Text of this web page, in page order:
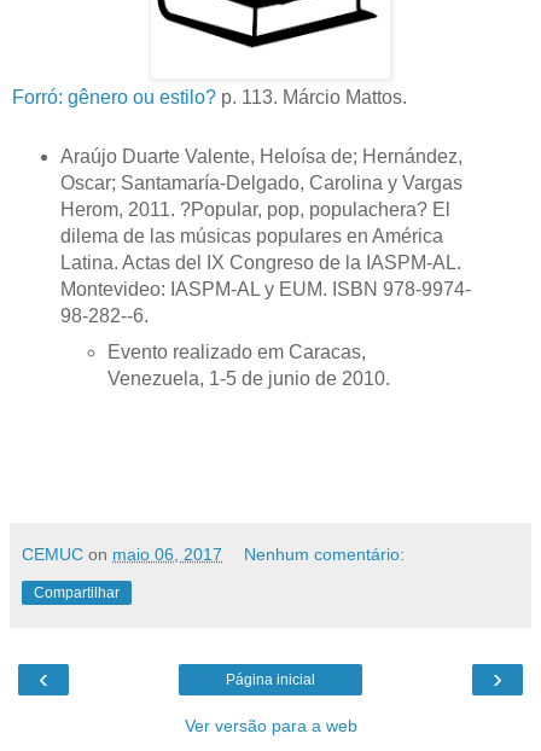
Forró: gênero ou estilo? p. 113. Márcio Mattos.
Araújo Duarte Valente, Heloísa de; Hernández,
Oscar; Santamaría-Delgado, Carolina y Vargas
Herom, 2011. ?Popular, pop, populachera? El
dilema de las músicas populares en América
Latina. Actas del IX Congreso de la IASPM-AL.
Montevideo: IASPM-AL y EUM. ISBN 978-9974-
98-282--6.
Evento realizado em Caracas,
Venezuela, 1-5 de junio de 2010.
CEMUC on maio 06, 2017 Nenhum comentário:
Compartilhar
‹ ›
Página inicial
Ver versão para a web